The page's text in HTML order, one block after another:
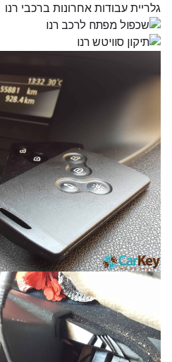
גלריית עבודות אחרונות ברכבי רנו